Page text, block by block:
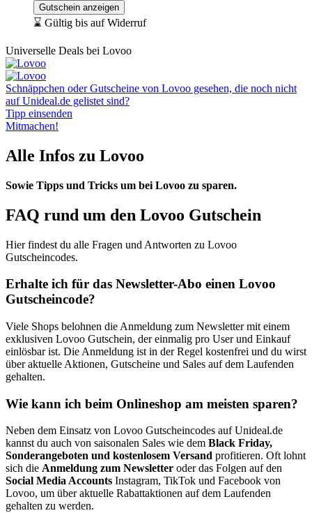
Gutschein anzeigen
⌛ Gültig bis auf Widerruf
Universelle Deals bei Lovoo
Schnäppchen oder Gutscheine von Lovoo gesehen, die noch nicht
auf Unideal.de gelistet sind?
Tipp einsenden
Mitmachen!
Alle Infos zu Lovoo
Sowie Tipps und Tricks um bei Lovoo zu sparen.
FAQ rund um den Lovoo Gutschein
Hier findest du alle Fragen und Antworten zu Lovoo
Gutscheincodes.
Erhalte ich für das Newsletter-Abo einen Lovoo
Gutscheincode?
Viele Shops belohnen die Anmeldung zum Newsletter mit einem
exklusiven Lovoo Gutschein, der einmalig pro User und Einkauf
einlösbar ist. Die Anmeldung ist in der Regel kostenfrei und du wirst
über aktuelle Aktionen, Gutscheine und Sales auf dem Laufenden
gehalten.
Wie kann ich beim Onlineshop am meisten sparen?
Neben dem Einsatz von Lovoo Gutscheincodes auf Unideal.de
kannst du auch von saisonalen Sales wie dem Black Friday,
Sonderangeboten und kostenlosem Versand profitieren. Oft lohnt
sich die Anmeldung zum Newsletter oder das Folgen auf den
Social Media Accounts Instagram, TikTok und Facebook von
Lovoo, um über aktuelle Rabattaktionen auf dem Laufenden
gehalten zu werden.